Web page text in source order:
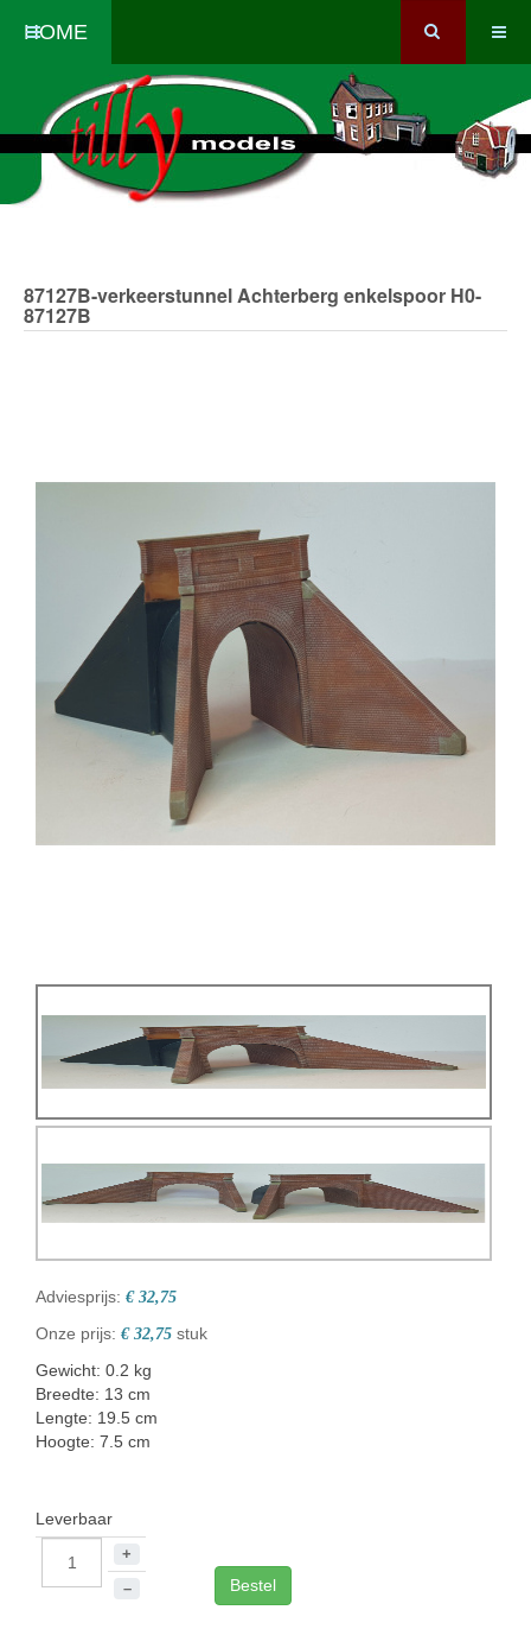
HOME
87127B-verkeerstunnel Achterberg enkelspoor H0-
87127B
Adviesprijs: € 32,75
Onze prijs: € 32,75 stuk
Gewicht: 0.2 kg
Breedte: 13 cm
Lengte: 19.5 cm
Hoogte: 7.5 cm
Leverbaar
+
–
Bestel